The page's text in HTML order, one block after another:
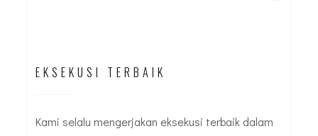
EKSEKUSI TERBAIK
Kami selalu mengerjakan eksekusi terbaik dalam